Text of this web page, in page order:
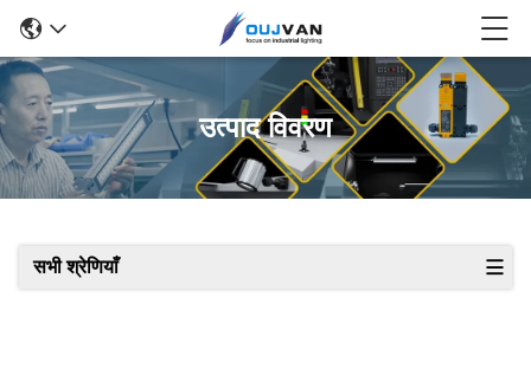
उत्पाद विवरण
सभी श्रेणियाँ